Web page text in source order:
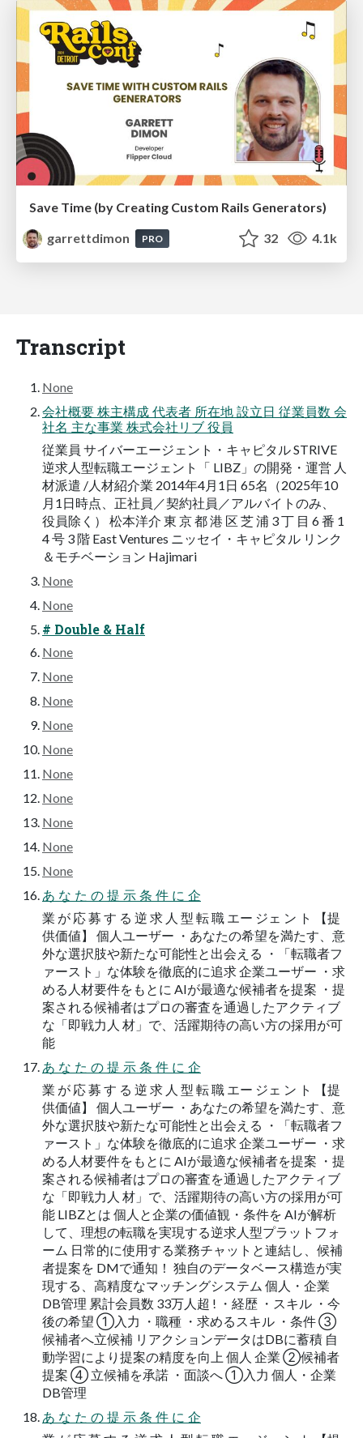
Save Time (by Creating Custom Rails Generators)
garrettdimon
PRO 32 4.1k
Transcript
None
会社概要 株主構成 代表者 所在地 設立日 従業員数 会
社名 主な事業 株式会社リブ 役員
従業員 サイバーエージェント・キャピタル STRIVE
逆求人型転職エージェント「 LIBZ」の開発・運営 人
材派遣 /人材紹介業 2014年4月1日 65名（2025年10
月1日時点、正社員／契約社員／アルバイトのみ、
役員除く） 松本洋介 東 京 都 港 区 芝 浦 3 丁 ⽬ 6 番 1
4 号 3 階 East Ventures ニッセイ・キャピタル リンク
＆モチベーション Hajimari
None
None
# Double & Half
None
None
None
None
None
None
None
None
None
None
あ な た の 提 示 条 件 に 企
業 が 応 募 す る 逆 求 人 型 転 職 エー ジェ ン ト 【提
供価値】 個人ユーザー ・あなたの希望を満たす、意
外な選択肢や新たな可能性と出会える ・「転職者フ
ァースト」な体験を徹底的に追求 企業ユーザー ・求
める人材要件をもとに AIが最適な候補者を提案 ・提
案される候補者はプロの審査を通過したアクティブ
な「即戦力人 材」で、活躍期待の高い方の採用が可
能
あ な た の 提 示 条 件 に 企
業 が 応 募 す る 逆 求 人 型 転 職 エー ジェ ン ト 【提
供価値】 個人ユーザー ・あなたの希望を満たす、意
外な選択肢や新たな可能性と出会える ・「転職者フ
ァースト」な体験を徹底的に追求 企業ユーザー ・求
める人材要件をもとに AIが最適な候補者を提案 ・提
案される候補者はプロの審査を通過したアクティブ
な「即戦力人 材」で、活躍期待の高い方の採用が可
能 LIBZとは 個人と企業の価値観・条件を AIが解析
して、理想の転職を実現する逆求人型プラットフォ
ーム 日常的に使用する業務チャットと連結し、候補
者提案を DMで通知！ 独自のデータベース構造が実
現する、高精度なマッチングシステム 個人・企業
DB管理 累計会員数 33万人超 ! ・経歴 ・スキル ・今
後の希望 ①入力 ・職種 ・求めるスキル ・条件 ③
候補者へ立候補 リアクションデータはDBに蓄積 自
動学習により提案の精度を向上 個人 企業 ②候補者
提案 ④ 立候補を承諾 ・面談へ ①入力 個人・企業
DB管理
あ な た の 提 示 条 件 に 企